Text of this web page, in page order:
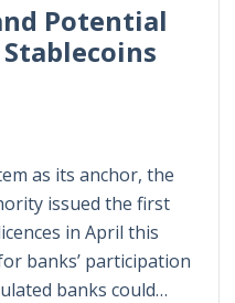
Potential
as its anchor, the
issued the first
in April this
banks’ participation
banks could…